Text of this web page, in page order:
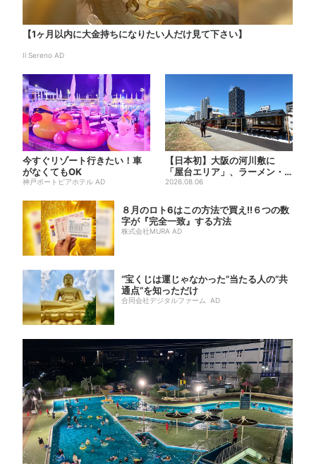
【1ヶ月以内に大金持ちになりたい人だけ見て下さい】
Il Sereno AD
今すぐリゾート行きたい！車
がなくてもOK
神戸ポートピアホテル AD
【日本初】大阪の河川敷に
「屋台エリア」、ラーメン・
焼肉・しゃぶしゃぶ・カフェ
2026.08.06
８月のロト6はこの方法で買え!!６つの数
字が『完全一致』する方法
株式会社MURA AD
“宝くじは運じゃなかった”当たる人の“共
通点”を知っただけ
合同会社デジタルファーム AD